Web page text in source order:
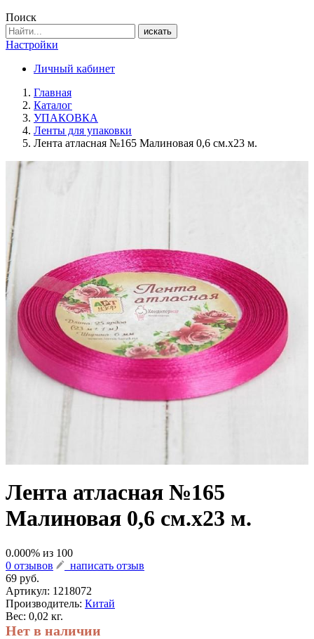
Поиск
искать
Настройки
Личный кабинет
Главная
Каталог
УПАКОВКА
Ленты для упаковки
Лента атласная №165 Малиновая 0,6 см.х23 м.
Лента атласная №165
Малиновая 0,6 см.х23 м.
0.000% из 100
0 отзывов
написать отзыв
69 руб.
Артикул: 1218072
Производитель: Китай
Вес: 0,02 кг.
Нет в наличии